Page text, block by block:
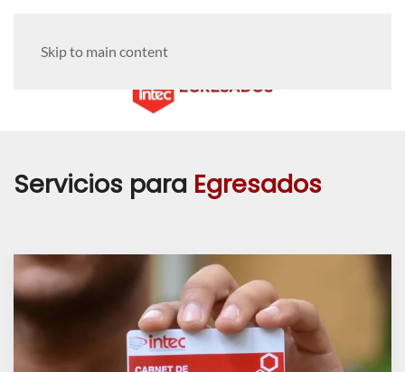
Skip to main content
Servicios para Egresados